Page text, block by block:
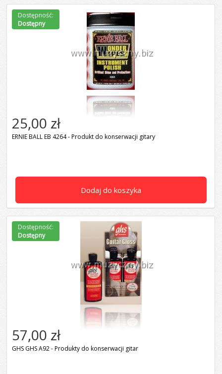
Dodaj do koszyka
25,00 zł
ERNIE BALL EB 4264 - Produkt do konserwacji gitary
Dostępność:
Dostępny
57,00 zł
GHS GHS A92 - Produkty do konserwacji gitar
Dostępność:
Dostępny